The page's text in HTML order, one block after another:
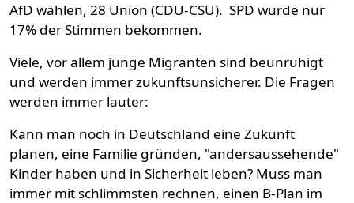
AfD wählen, 28 Union (CDU-CSU). SPD würde nur
17% der Stimmen bekommen.
Viele, vor allem junge Migranten sind beunruhigt
und werden immer zukunftsunsicherer. Die Fragen
werden immer lauter:
Kann man noch in Deutschland eine Zukunft
planen, eine Familie gründen, "andersaussehende"
Kinder haben und in Sicherheit leben? Muss man
immer mit schlimmsten rechnen, einen B-Plan im